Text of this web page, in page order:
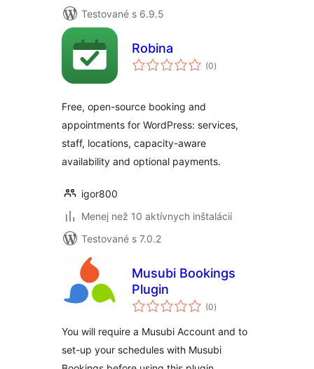
Testované s 6.9.5
Robina
(0celkové
hodnotenie
)
Free, open-source booking and
appointments for WordPress: services,
staff, locations, capacity-aware
availability and optional payments.
igor800
Menej než 10 aktívnych inštalácií
Testované s 7.0.2
Musubi Bookings
Plugin
(0celkové
hodnotenie
)
You will require a Musubi Account and to
set-up your schedules with Musubi